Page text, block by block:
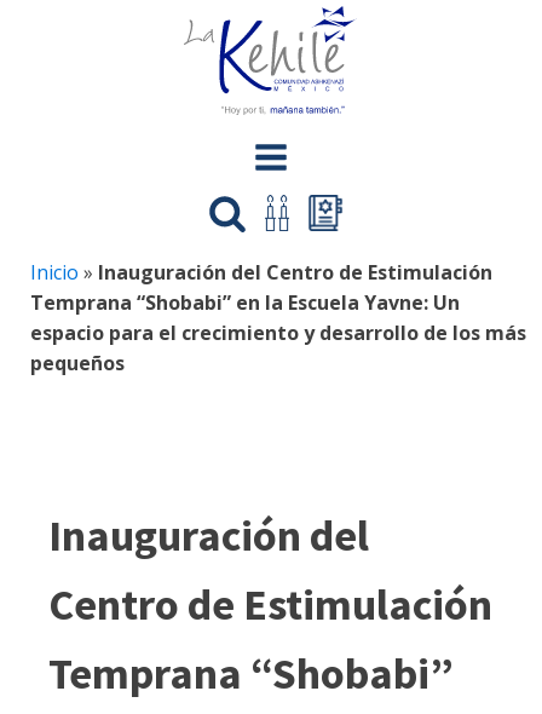
Inicio » Inauguración del Centro de Estimulación
Temprana “Shobabi” en la Escuela Yavne: Un
espacio para el crecimiento y desarrollo de los más
pequeños
Inauguración del
Centro de Estimulación
Temprana “Shobabi”